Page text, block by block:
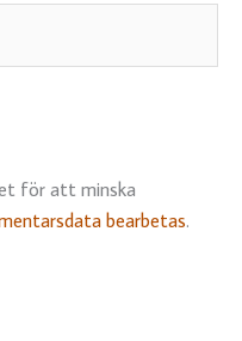
för att minska
bearbetas.